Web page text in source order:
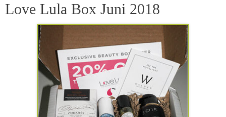
Love Lula Box Juni 2018